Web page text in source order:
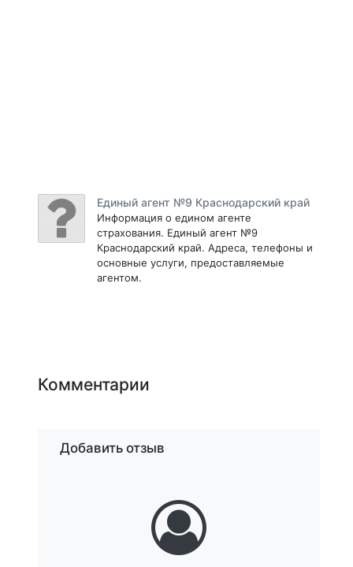
Единый агент №9 Краснодарский край
Информация о едином агенте
страхования. Единый агент №9
Краснодарский край. Адреса, телефоны и
основные услуги, предоставляемые
агентом.
Комментарии
Добавить отзыв